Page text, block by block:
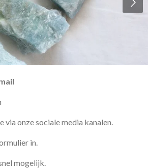
via onze sociale media kanalen.
in.
mogelijk.